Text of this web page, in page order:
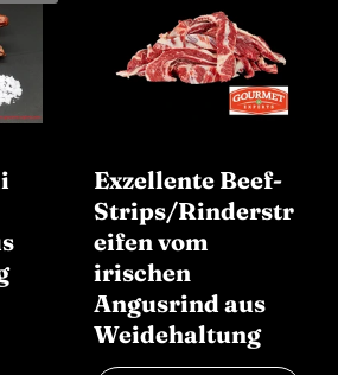
Exzellente Beef-
Strips/Rinderstr
eifen vom
irischen
Angusrind aus
Weidehaltung